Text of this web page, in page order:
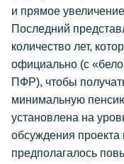
и прямое
Последний
количество лет,
официально (с
ПФР), чтобы
минимальную
установлена на
обсуждения
предполагалось